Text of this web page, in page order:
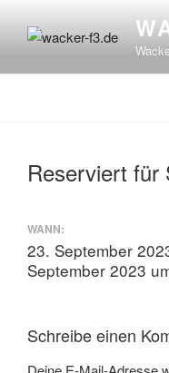
Inhalt
Reserviert für
WANN:
23. September
September 2023
Schreibe einen